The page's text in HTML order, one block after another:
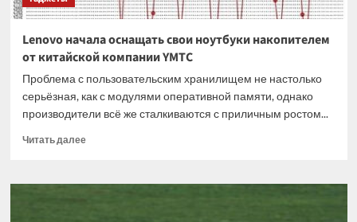
Lenovo начала оснащать свои ноутбуки накопителем
от китайской компании YMTC
Проблема с пользовательским хранилищем не настолько
серьёзная, как с модулями оперативной памяти, однако
производители всё же сталкиваются с приличным ростом...
Читать далееПрочитать
Lenovo